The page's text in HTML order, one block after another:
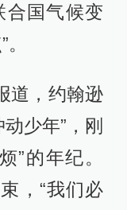
合国气候变
道，约翰逊
少年”，刚
”的年纪。
，“我们必